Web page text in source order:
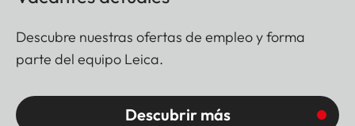
Descubre nuestras ofertas de empleo y forma
parte del equipo Leica.
Descubrir más